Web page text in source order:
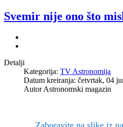
Svemir nije ono što
Detalji
Kategorija: TV Astronomija
Datum kreiranja: četvrtak, 04
AutorAstronomski magazin
Zaboravite na slike iz